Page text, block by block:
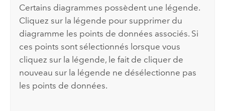
Certains diagrammes possèdent une légende.
Cliquez sur la légende pour supprimer du
diagramme les points de données associés. Si
ces points sont sélectionnés lorsque vous
cliquez sur la légende, le fait de cliquer de
nouveau sur la légende ne désélectionne pas
les points de données.